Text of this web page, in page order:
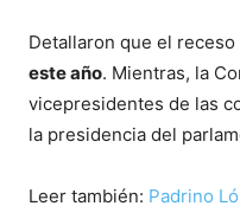
Detallaron que el
este año. Mientras, la
vicepresidentes de las
la presidencia del
Leer también: Padrino